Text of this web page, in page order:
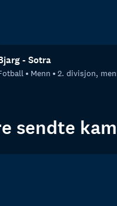
- Sotra
Menn 2. divisjon,
sendte